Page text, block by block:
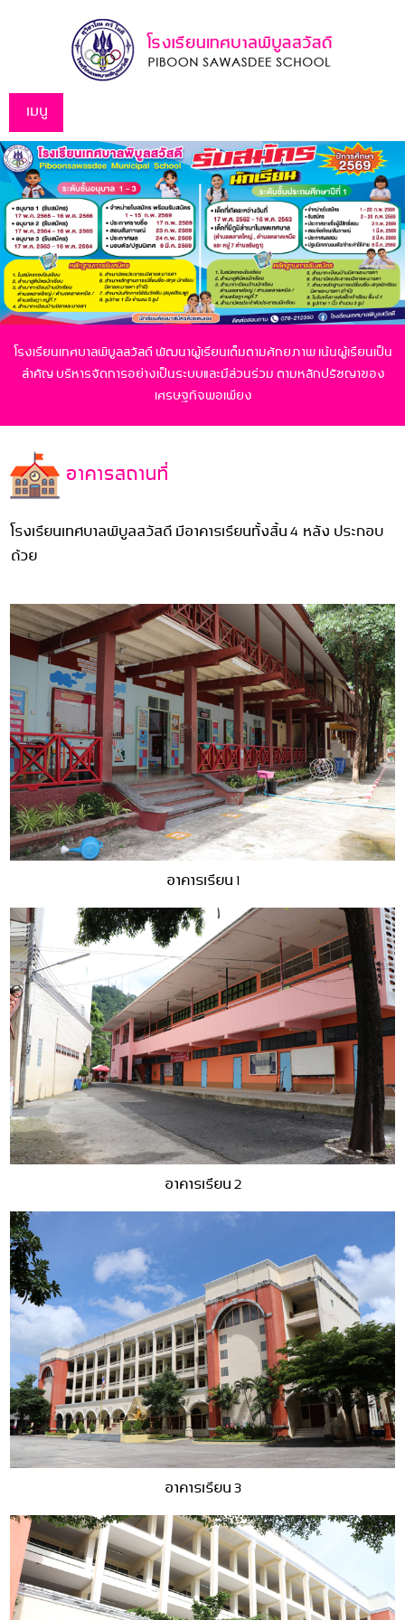
เมนู
โรงเรียนเทศบาลพิบูลสวัสดี พัฒนาผู้เรียนเต็มตามศักยภาพ เน้นผู้เรียนเป็น
สำคัญบริหารจัดการอย่างเป็นระบบและมีส่วนร่วม ตามหลักปรัชญาของ
เศรษฐกิจพอเพียง
อาคารสถานที่
โรงเรียนเทศบาลพิบูลสวัสดี มีอาคารเรียนทั้งสิ้น 4 หลัง ประกอบ
ด้วย
อาคารเรียน 1
อาคารเรียน 2
อาคารเรียน 3